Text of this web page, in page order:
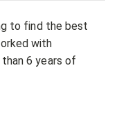
to find the best
with
6 years of